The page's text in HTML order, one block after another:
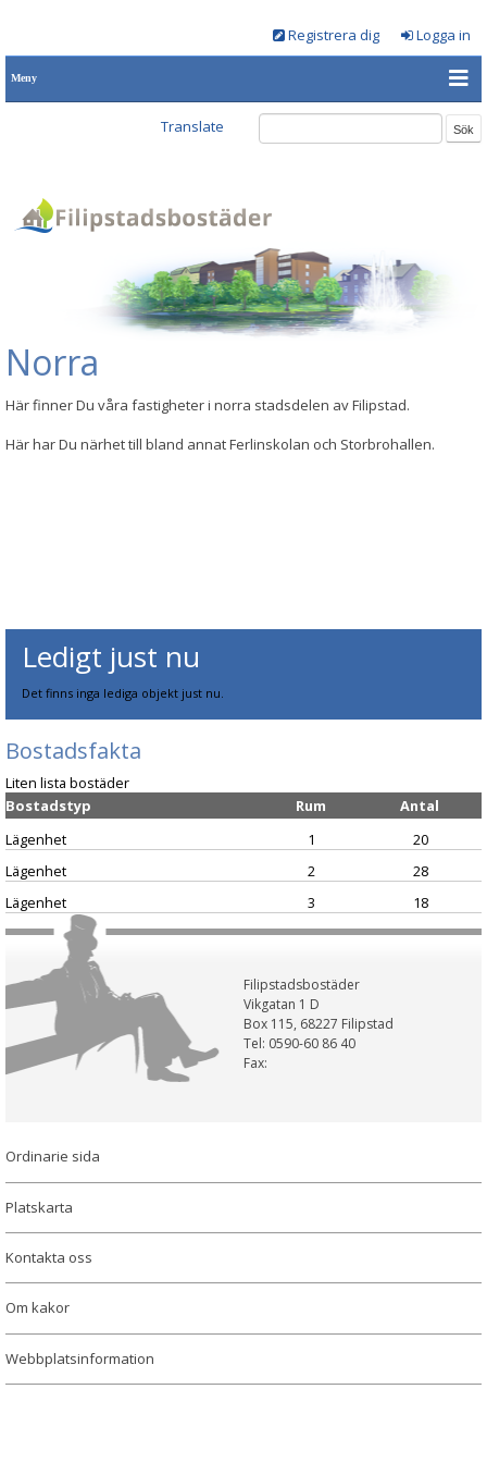
Logga in
Registrera dig
Meny
Translate
Norra
Här finner Du våra fastigheter i norra stadsdelen av Filipstad.
Här har Du närhet till bland annat Ferlinskolan och Storbrohallen.
Ledigt just nu
Det finns inga lediga objekt just nu.
Bostadsfakta
Liten lista bostäder
Bostadstyp
Rum
Antal
Lägenhet
1
20
Lägenhet
2
28
Lägenhet
3 18
Filipstadsbostäder
Vikgatan 1 D
Box 115, 68227 Filipstad
Tel: 0590-60 86 40
Fax:
Ordinarie sida
Platskarta
Kontakta oss
Om kakor
Webbplatsinformation